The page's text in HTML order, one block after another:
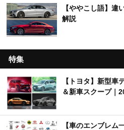
【ややこし語】違
解説
特集
【トヨタ】新型車
＆新車スクープ｜
【車のエンブレム